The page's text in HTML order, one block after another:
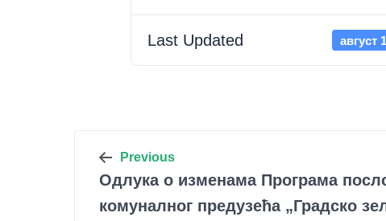
Last Updated август
Кретање
чланка
Previous
Одлука о изменама Програма
комуналног предузећа „Градско